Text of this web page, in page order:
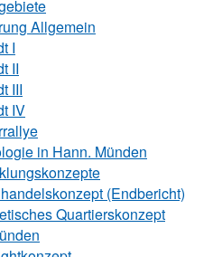
All‍ge‍mein
I
II
III
IV
in Hann. Münden
(Endbericht)
Quartierskonzept